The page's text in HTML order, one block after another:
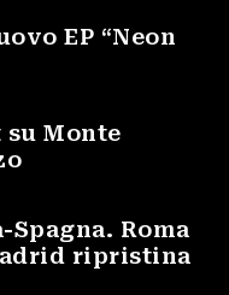
EP “Neon
Monte
Roma
ripristina